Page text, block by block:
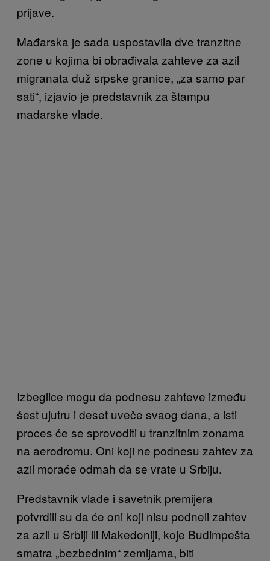
prijave.
Mađarska je sada uspostavila dve tranzitne
zone u kojima bi obrađivala zahteve za azil
migranata duž srpske granice, „za samo par
sati“, izjavio je predstavnik za štampu
mađarske vlade.
Izbeglice mogu da podnesu zahteve između
šest ujutru i deset uveče svaog dana, a isti
proces će se sprovoditi u tranzitnim zonama
na aerodromu. Oni koji ne podnesu zahtev za
azil moraće odmah da se vrate u Srbiju.
Predstavnik vlade i savetnik premijera
potvrdili su da će oni koji nisu podneli zahtev
za azil u Srbiji ili Makedoniji, koje Budimpešta
smatra „bezbednim“ zemljama, biti